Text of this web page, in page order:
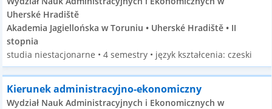
Uherské Hradiště
Akademia Jagiellońska w Toruniu • Uherské Hradiště • II
stopnia
studia niestacjonarne • 4 semestry • język kształcenia: czeski
Kierunek administracyjno-ekonomiczny
Wydział Nauk Administracyjnych i Ekonomicznych w